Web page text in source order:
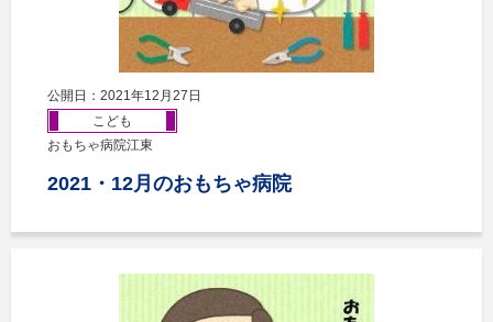
公開日：2021年12月27日
こども
おもちゃ病院江東
2021・12月のおもちゃ病院